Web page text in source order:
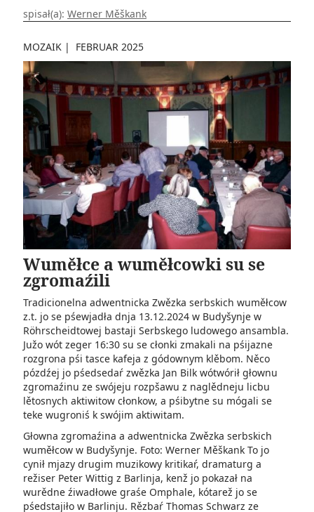
spisał(a): Werner Měškank
MOZAIK | FEBRUAR 2025
Wuměłce a wuměłcowki su se
zgromaźili
Tradicionelna adwentnicka Zwězka serbskich wuměłcow
z.t. jo se pśewjadła dnja 13.12.2024 w Budyšynje w
Röhrscheidtowej bastaji Serbskego ludowego ansambla.
Južo wót zeger 16:30 su se cłonki zmakali na pśijazne
rozgrona pśi tasce kafeja z gódownym klěbom. Něco
pózdźej jo pśedsedaŕ zwězka Jan Bilk wótwórił głownu
zgromaźinu ze swójeju rozpšawu z naglědneju licbu
lětosnych aktiwitow cłonkow, a pśibytne su mógali se
teke wugroniś k swójim aktiwitam.
Głowna zgromaźina a adwentnicka Zwězka serbskich
wuměłcow w Budyšynje. Foto: Werner Měškank To jo
cynił mjazy drugim muzikowy kritikaŕ, dramaturg a
režiser Peter Wittig z Barlinja, kenž jo pokazał na
wurědne źiwadłowe graśe Omphale, kótarež jo se
pśedstajiło w Barlinju. Rězbaŕ Thomas Schwarz ze